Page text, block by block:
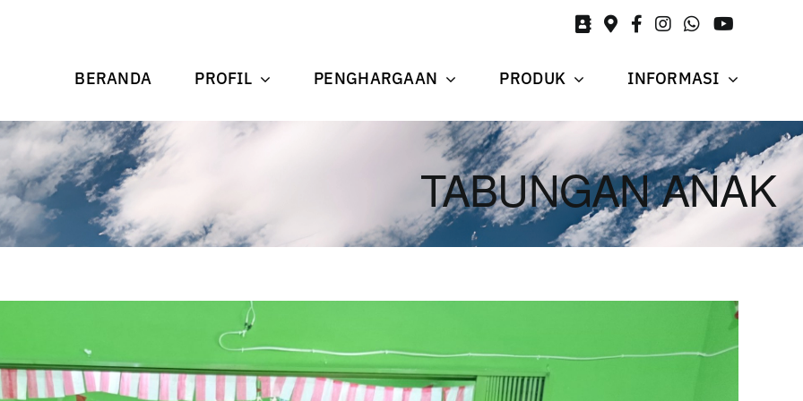
BERANDA PROFIL PENGHARGAAN PRODUK INFORMASI
TABUNGAN ANAK